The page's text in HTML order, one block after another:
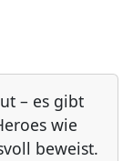
– es gibt
wie
beweist.